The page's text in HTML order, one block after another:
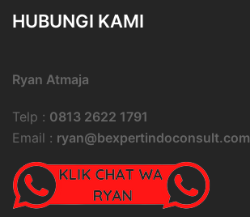
HUBUNGI KAMI
Ryan Atmaja
Telp : 0813 2622 1791
Email : ryan@bexpertindoconsult.com